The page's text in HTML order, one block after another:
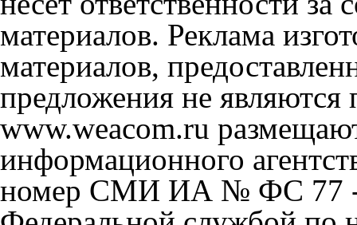
материалов. Реклама
материалов,
предложения не
www.weacom.ru
информационного
номер СМИ ИА № ФС 77 -